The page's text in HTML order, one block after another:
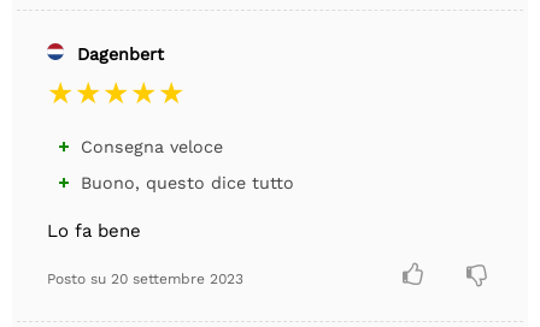
Dagenbert
 Consegna veloce
 Buono, questo dice tutto
Lo fa bene
Posto su 20 settembre 2023  